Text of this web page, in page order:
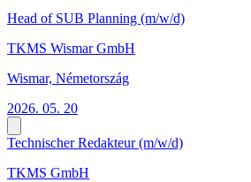
Head of SUB Planning (m/w/d)
TKMS Wismar GmbH
Wismar, Németország
2026. 05. 20
Technischer Redakteur (m/w/d)
TKMS GmbH